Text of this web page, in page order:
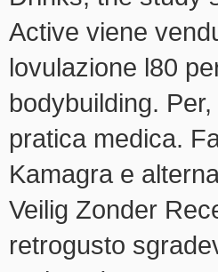
Active viene
lovulazione l80
bodybuilding.
pratica medica.
Kamagra e
Veilig Zonder
retrogusto